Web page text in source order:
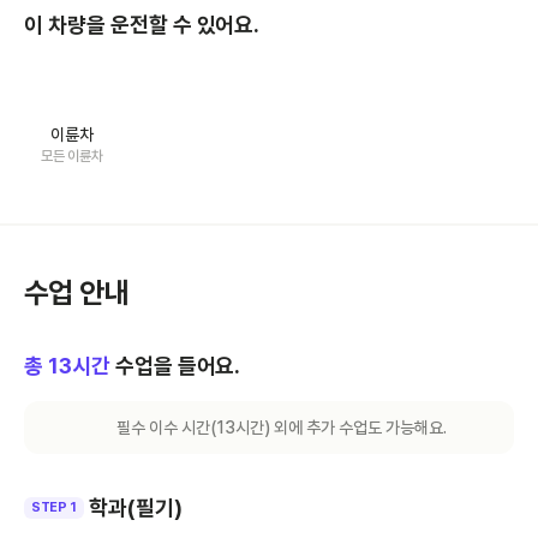
이 차량을 운전할 수 있어요.
이륜차
모든 이륜차
수업 안내
총 13시간 수업을 들어요.
필수 이수 시간(13시간) 외에 추가 수업도 가능해요.
STEP 1 학과(필기)